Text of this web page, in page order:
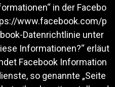
in der Facebo
www.facebook.com/p
Datenrichtlinie unter
Informationen?“ erläut
Facebook Information
so genannte „Seite